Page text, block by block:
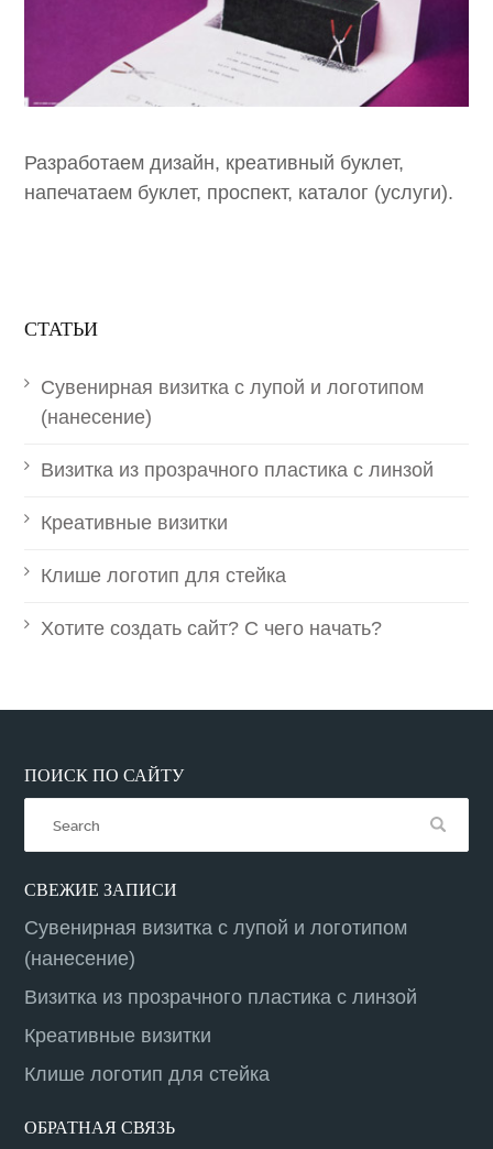
Разработаем дизайн, креативный буклет,
напечатаем буклет, проспект, каталог (услуги).
СТАТЬИ
Сувенирная визитка с лупой и логотипом
(нанесение)
Визитка из прозрачного пластика с линзой
Креативные визитки
Клише логотип для стейка
Хотите создать сайт? С чего начать?
ПОИСК ПО САЙТУ
СВЕЖИЕ ЗАПИСИ
Сувенирная визитка с лупой и логотипом
(нанесение)
Визитка из прозрачного пластика с линзой
Креативные визитки
Клише логотип для стейка
ОБРАТНАЯ СВЯЗЬ